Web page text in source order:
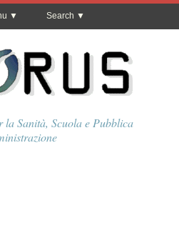
Search
la Sanità, Scuola e Pubblica